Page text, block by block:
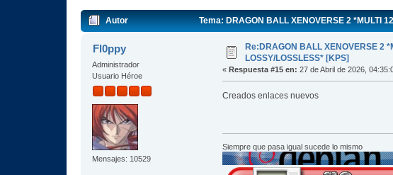
Autor Tema: DRAGON BALL XENOVERSE 2 *MULTI
Fl0ppy
Administrador
Usuario Héroe
Mensajes: 10529
Re:DRAGON BALL XENOVERSE 2
LOSSY/LOSSLESS* [KPS]
« Respuesta #15 en: 27 de Abril de 2026,
Creados enlaces nuevos
Siempre que pasa igual sucede lo mismo